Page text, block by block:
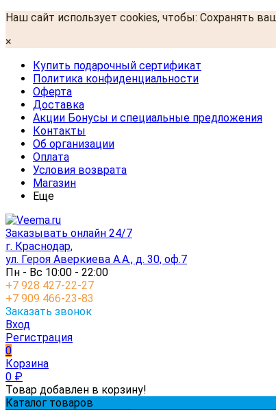
Наш сайт использует cookies, чтобы: Сохранять
×
Купить подарочный сертификат
Политика конфиденциальности
Оферта
Доставка
Акции Бонусы и специальные предложения
Контакты
Об организации
Оплата
Условия возврата
Магазин
Еще
Заказывать онлайн 24/7
г. Краснодар,
ул. Героя Аверкиева А.А., д. 30, оф.7
Пн - Вс 10:00 - 22:00
+7 928 427-22-27
+7 909 466-23-83
Заказать звонок
Вход
Регистрация
0
Корзина
0 ₽
Товар добавлен в корзину!
Каталог товаров